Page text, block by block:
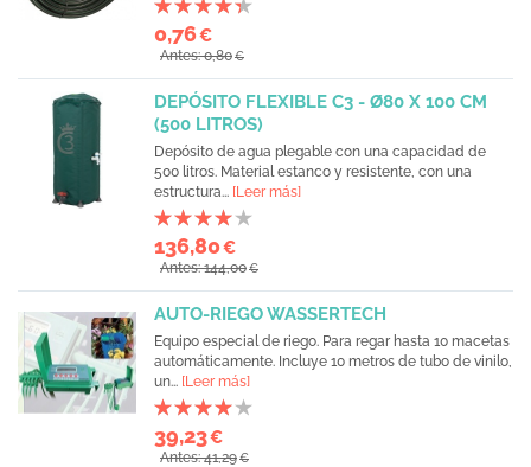
0,76€
Antes: 0,80€
DEPÓSITO FLEXIBLE C3 - Ø80 X 100 CM
(500 LITROS)
Depósito de agua plegable con una capacidad de
500 litros. Material estanco y resistente, con una
estructura... [Leer más]
136,80€
Antes: 144,00€
AUTO-RIEGO WASSERTECH
Equipo especial de riego. Para regar hasta 10 macetas
automáticamente. Incluye 10 metros de tubo de vinilo,
un... [Leer más]
39,23€
Antes: 41,29€